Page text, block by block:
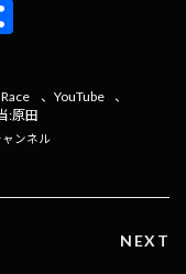
Race 、 YouTube
、
:原田
ャンネル
NEXT